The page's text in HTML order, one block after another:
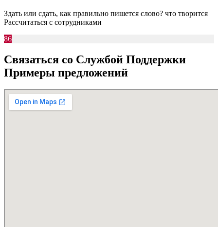
Здать или сдать, как правильно пишется слово? что творится
Рассчитаться с сотрудниками
86
Связаться со Службой Поддержки
Примеры предложений